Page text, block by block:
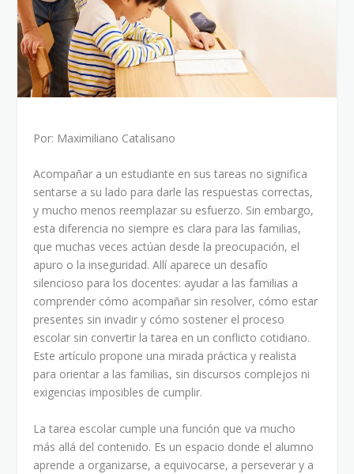
Por: Maximiliano Catalisano
Acompañar a un estudiante en sus tareas no significa
sentarse a su lado para darle las respuestas correctas,
y mucho menos reemplazar su esfuerzo. Sin embargo,
esta diferencia no siempre es clara para las familias,
que muchas veces actúan desde la preocupación, el
apuro o la inseguridad. Allí aparece un desafío
silencioso para los docentes: ayudar a las familias a
comprender cómo acompañar sin resolver, cómo estar
presentes sin invadir y cómo sostener el proceso
escolar sin convertir la tarea en un conflicto cotidiano.
Este artículo propone una mirada práctica y realista
para orientar a las familias, sin discursos complejos ni
exigencias imposibles de cumplir.
La tarea escolar cumple una función que va mucho
más allá del contenido. Es un espacio donde el alumno
aprende a organizarse, a equivocarse, a perseverar y a